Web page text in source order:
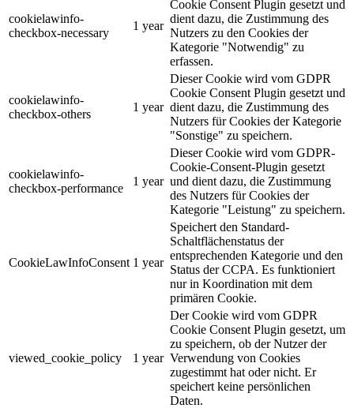
cookielawinfo-
checkbox-necessary
1 year
Cookie Consent Plugin gesetzt und
dient dazu, die Zustimmung des
Nutzers zu den Cookies der
Kategorie "Notwendig" zu
erfassen.
cookielawinfo-
checkbox-others
1 year
Dieser Cookie wird vom GDPR
Cookie Consent Plugin gesetzt und
dient dazu, die Zustimmung des
Nutzers für Cookies der Kategorie
"Sonstige" zu speichern.
cookielawinfo-
checkbox-performance
1 year
Dieser Cookie wird vom GDPR-
Cookie-Consent-Plugin gesetzt
und dient dazu, die Zustimmung
des Nutzers für Cookies der
Kategorie "Leistung" zu speichern.
CookieLawInfoConsent 1 year
Speichert den Standard-
Schaltflächenstatus der
entsprechenden Kategorie und den
Status der CCPA. Es funktioniert
nur in Koordination mit dem
primären Cookie.
viewed_cookie_policy 1 year
Der Cookie wird vom GDPR
Cookie Consent Plugin gesetzt, um
zu speichern, ob der Nutzer der
Verwendung von Cookies
zugestimmt hat oder nicht. Er
speichert keine persönlichen
Daten.